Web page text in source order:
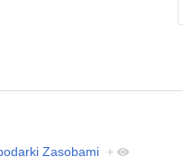
Zasobami +